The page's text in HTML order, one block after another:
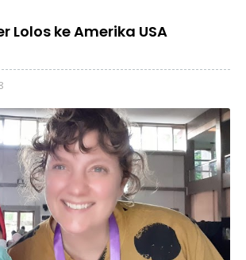
Lolos ke Amerika USA